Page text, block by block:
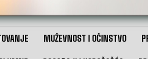
MUŽEVNOST I OČINSTVO